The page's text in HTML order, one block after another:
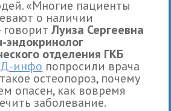
«Многие пациенты
о наличии
говоритЛуиза Сергеевна
эндокринолог
отделения ГКБ
инфо попросили врача
остеопороз, почему
опасен, как вовремя
заболевание.